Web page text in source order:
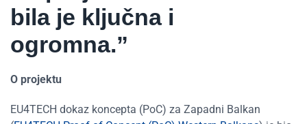
bila je ključna i
ogromna.”
O projektu
EU4TECH dokaz koncepta (PoC) za Zapadni Balkan